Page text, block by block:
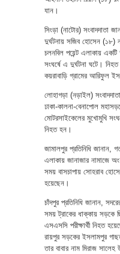
যান।
সিংড়া (নাটোর) সংবাদদাতা
দুর্ঘটনায় সজিব হোসেন
চলনবিল পয়েন্ট এলাকায়
সংঘর্ষে এ দুর্ঘটনা ঘটে।
কয়রাবাড়ি গ্রামের আরিফুল
লোহাগড়া (নড়াইল)
ঢাকা-কালনা-বেনাপোল
মোটরসাইকেলের মুখোমুখি
নিহত হন।
জামালপুর প্রতিনিধি জানান,
এলাকায় জানাজার নামাজে
সময় বাসচাপায় সোহরাব
হয়েছেন।
চাঁদপুর প্রতিনিধি জানান,
সময় ট্রাকের ধাক্কায় সড়কে
এসএসসি পরীক্ষার্থী নিহত
রায়পুর সড়কের ইসলামপুর
তার বাবার নাম মিরাজ সালেহ